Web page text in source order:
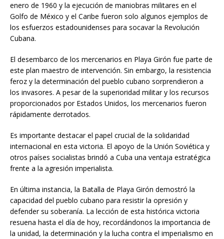
enero de 1960 y la ejecución de maniobras militares en el
Golfo de México y el Caribe fueron solo algunos ejemplos de
los esfuerzos estadounidenses para socavar la Revolución
Cubana.
El desembarco de los mercenarios en Playa Girón fue parte de
este plan maestro de intervención. Sin embargo, la resistencia
feroz y la determinación del pueblo cubano sorprendieron a
los invasores. A pesar de la superioridad militar y los recursos
proporcionados por Estados Unidos, los mercenarios fueron
rápidamente derrotados.
Es importante destacar el papel crucial de la solidaridad
internacional en esta victoria. El apoyo de la Unión Soviética y
otros países socialistas brindó a Cuba una ventaja estratégica
frente a la agresión imperialista.
En última instancia, la Batalla de Playa Girón demostró la
capacidad del pueblo cubano para resistir la opresión y
defender su soberanía. La lección de esta histórica victoria
resuena hasta el día de hoy, recordándonos la importancia de
la unidad, la determinación y la lucha contra el imperialismo en